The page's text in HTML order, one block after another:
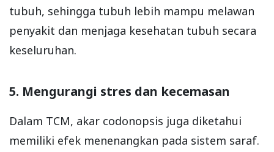
tubuh, sehingga tubuh lebih mampu melawan
penyakit dan menjaga kesehatan tubuh secara
keseluruhan.
5. Mengurangi stres dan kecemasan
Dalam TCM, akar codonopsis juga diketahui
memiliki efek menenangkan pada sistem saraf.